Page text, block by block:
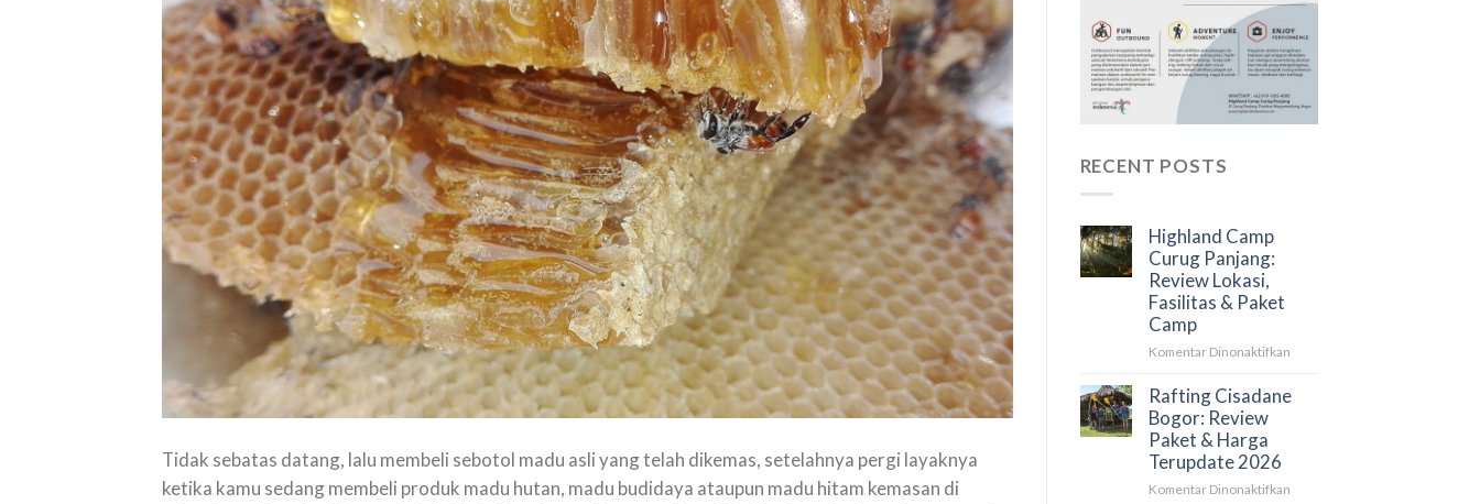
Tidak sebatas datang, lalu membeli sebotol madu asli yang telah dikemas, setelahnya pergi layaknya
ketika kamu sedang membeli produk madu hutan, madu budidaya ataupun madu hitam kemasan di
RECENT POSTS
Highland Camp
Curug Panjang:
Review Lokasi,
Fasilitas & Paket
Camp
Komentar Dinonaktifkanpada
Camp
Fasilitas
Rafting Cisadane
Bogor: Review
Paket & Harga
Terupdate 2026
Komentar Dinonaktifkanpada